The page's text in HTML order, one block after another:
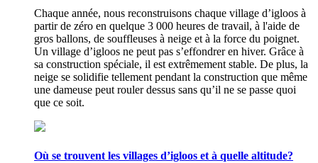
Chaque année, nous reconstruisons chaque village d’igloos à
partir de zéro en quelque 3 000 heures de travail, à l'aide de
gros ballons, de souffleuses à neige et à la force du poignet.
Un village d’igloos ne peut pas s’effondrer en hiver. Grâce à
sa construction spéciale, il est extrêmement stable. De plus, la
neige se solidifie tellement pendant la construction que même
une dameuse peut rouler dessus sans qu’il ne se passe quoi
que ce soit.
Où se trouvent les villages d’igloos et à quelle altitude?